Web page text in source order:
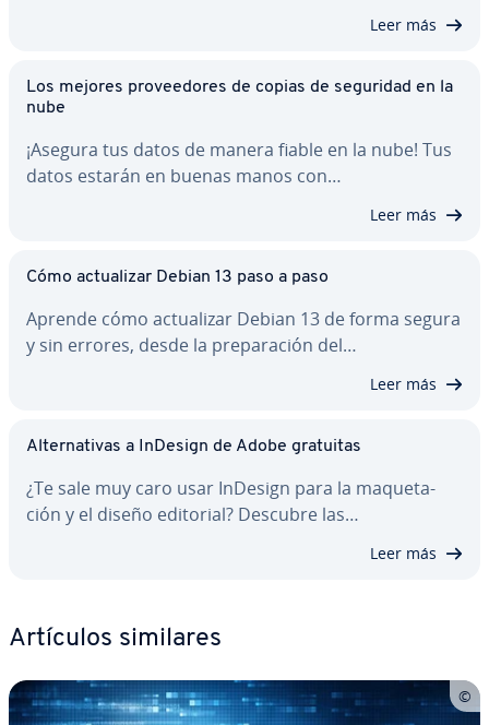
Leer más
Los mejores pro­vee­do­res de copias de seguridad en la
nube
¡Asegura tus datos de manera fiable en la nube! Tus
datos estarán en buenas manos con…
Leer más
Cómo ac­tua­li­zar Debian 13 paso a paso
Aprende cómo ac­tua­li­zar Debian 13 de forma segura
y sin errores, desde la pre­pa­ra­ción del…
Leer más
Al­te­r­na­ti­vas a InDesign de Adobe gratuitas
¿Te sale muy caro usar InDesign para la ma­que­ta­
ción y el diseño editorial? Descubre las…
Leer más
Artículos similares